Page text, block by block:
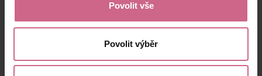
Povolit vše
Povolit výběr